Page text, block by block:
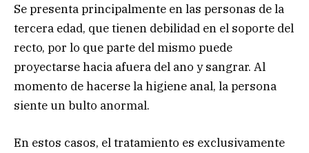
Se presenta principalmente en las personas de la
tercera edad, que tienen debilidad en el soporte del
recto, por lo que parte del mismo puede
proyectarse hacia afuera del ano y sangrar. Al
momento de hacerse la higiene anal, la persona
siente un bulto anormal.
En estos casos, el tratamiento es exclusivamente